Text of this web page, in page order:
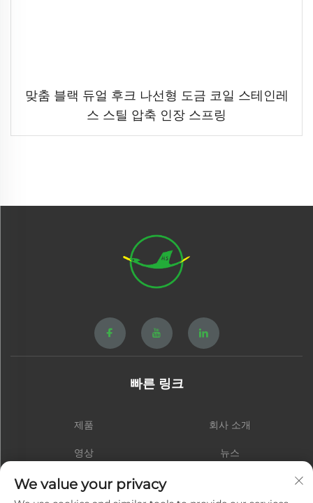
맞춤 블랙 듀얼 후크 나선형 도금 코일 스테인레
스 스틸 압축 인장 스프링
빠른 링크
제품 회사 소개
영상 뉴스
연락처
We value your privacy